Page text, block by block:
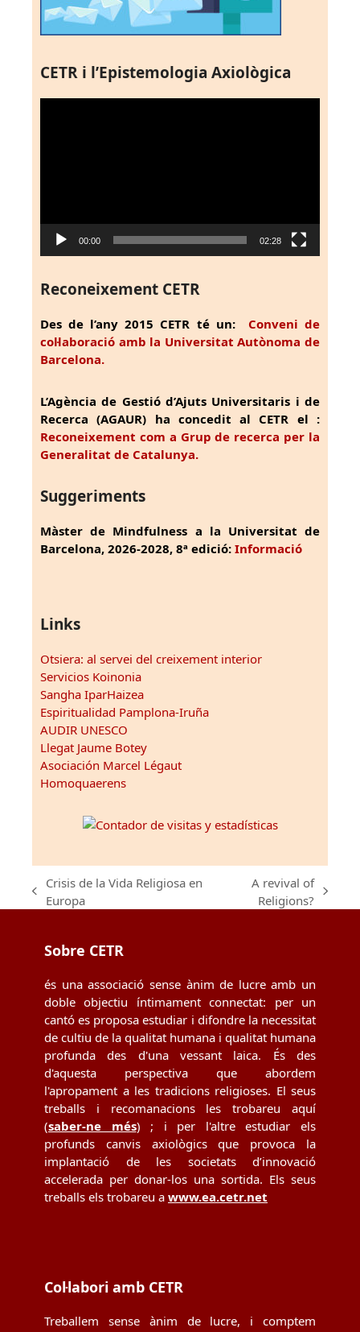
CETR i l’Epistemologia Axiològica
00:00 02:28
Reconeixement CETR
Des de l’any 2015 CETR té un: Conveni de
col·laboració amb la Universitat Autònoma de
Barcelona.
L’Agència de Gestió d’Ajuts Universitaris i de
Recerca (AGAUR) ha concedit al CETR el :
Reconeixement com a Grup de recerca per la
Generalitat de Catalunya.
Suggeriments
Màster de Mindfulness a la Universitat de
Barcelona, 2026-2028, 8ª edició: Informació
Links
Otsiera: al servei del creixement interior
Servicios Koinonia
Sangha IparHaizea
Espiritualidad Pamplona-Iruña
AUDIR UNESCO
Llegat Jaume Botey
Asociación Marcel Légaut
Homoquaerens
previous
Crisis de la Vida Religiosa en
Europa
A revival of
Religions?
Sobre CETR
és una associació sense ànim de lucre amb un
doble objectiu íntimament connectat: per un
cantó es proposa estudiar i difondre la necessitat
de cultiu de la qualitat humana i qualitat humana
profunda des d'una vessant laica. És des
d'aquesta perspectiva que abordem
l'apropament a les tradicions religioses. El seus
treballs i recomanacions les trobareu aquí
(saber-ne més) ; i per l'altre estudiar els
profunds canvis axiològics que provoca la
implantació de les societats d’innovació
accelerada per donar-los una sortida. Els seus
treballs els trobareu a www.ea.cetr.net
Col·labori amb CETR
Treballem sense ànim de lucre, i comptem